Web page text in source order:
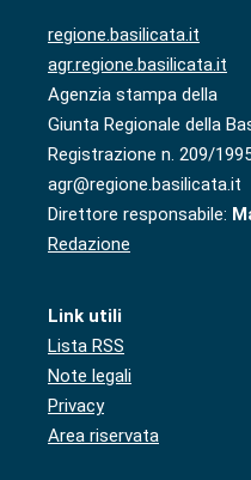
regione.basilicata.it
agr.regione.basilicata.it
Agenzia stampa della
Giunta Regionale della
Registrazione n. 209/
agr@regione.basilicata.it
Direttore responsabile:
Redazione
Link utili
Lista RSS
Note legali
Privacy
Area riservata